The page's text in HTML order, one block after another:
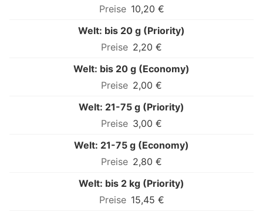
10,20 €
Welt: bis 20 g (Priority)
2,20 €
Welt: bis 20 g (Economy)
2,00 €
Welt: 21-75 g (Priority)
3,00 €
Welt: 21-75 g (Economy)
2,80 €
Welt: bis 2 kg (Priority)
15,45 €